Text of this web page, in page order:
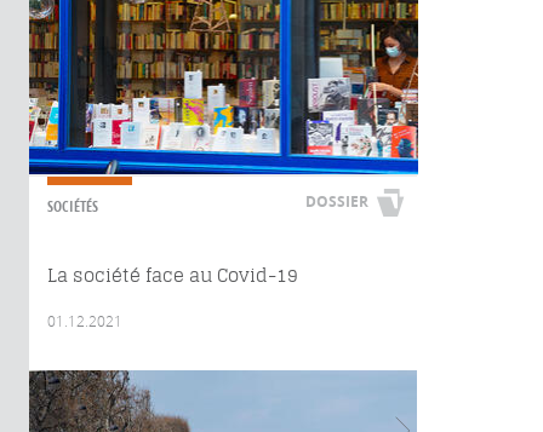
SOCIÉTÉS DOSSIER
La société face au Covid-19
01.12.2021